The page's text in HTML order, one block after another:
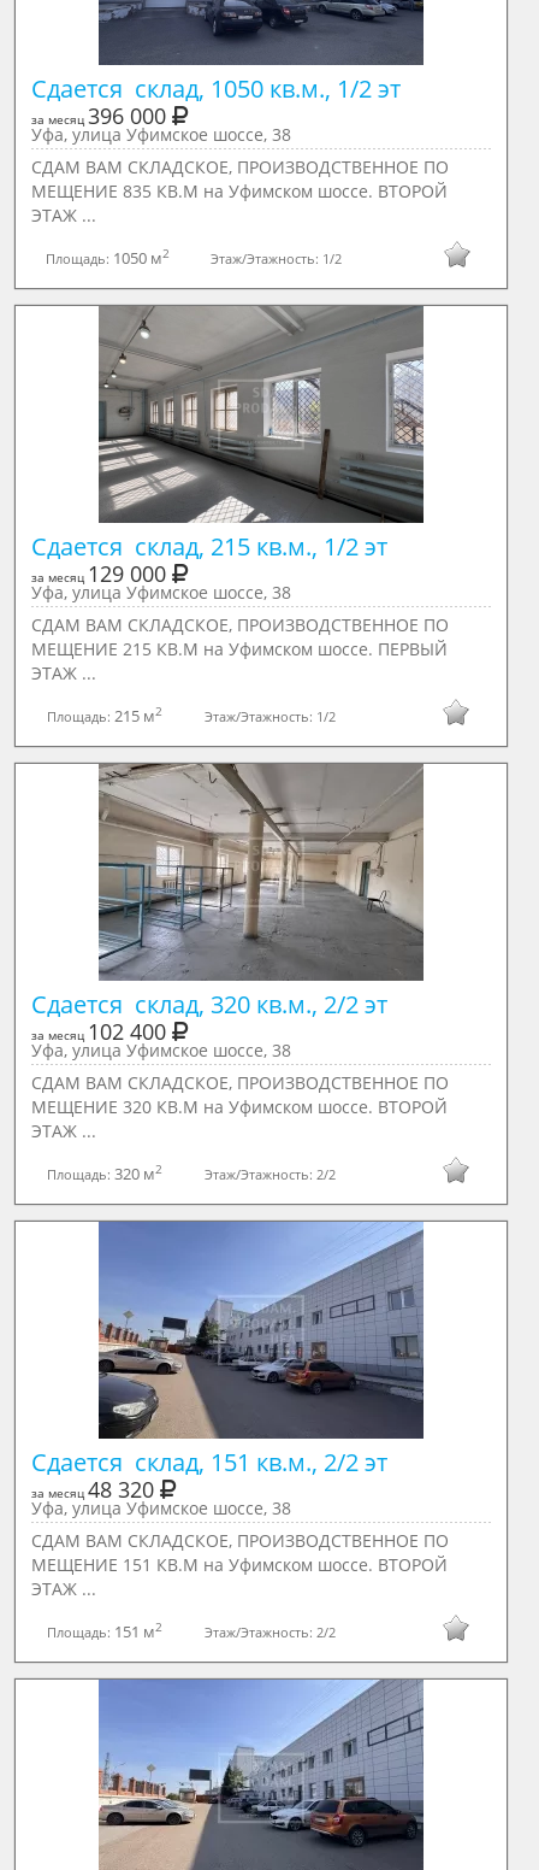
Сдается  склад, 1050 кв.м., 1/2 эт
за месяц 396 000
Уфа, улица Уфимское шоссе, 38
СДАМ ВАМ СКЛАДСКОЕ, ПРОИЗВОДСТВЕННОЕ ПО
МЕЩЕНИЕ 835 КВ.М на Уфимском шоссе. ВТОРОЙ
ЭТАЖ ...
Площадь: 1050 м2 Этаж/Этажность: 1/2
Сдается  склад, 215 кв.м., 1/2 эт
за месяц 129 000
Уфа, улица Уфимское шоссе, 38
СДАМ ВАМ СКЛАДСКОЕ, ПРОИЗВОДСТВЕННОЕ ПО
МЕЩЕНИЕ 215 КВ.М на Уфимском шоссе. ПЕРВЫЙ
ЭТАЖ ...
Площадь: 215 м2 Этаж/Этажность: 1/2
Сдается  склад, 320 кв.м., 2/2 эт
за месяц 102 400
Уфа, улица Уфимское шоссе, 38
СДАМ ВАМ СКЛАДСКОЕ, ПРОИЗВОДСТВЕННОЕ ПО
МЕЩЕНИЕ 320 КВ.М на Уфимском шоссе. ВТОРОЙ
ЭТАЖ ...
Площадь: 320 м2 Этаж/Этажность: 2/2
Сдается  склад, 151 кв.м., 2/2 эт
за месяц 48 320
Уфа, улица Уфимское шоссе, 38
СДАМ ВАМ СКЛАДСКОЕ, ПРОИЗВОДСТВЕННОЕ ПО
МЕЩЕНИЕ 151 КВ.М на Уфимском шоссе. ВТОРОЙ
ЭТАЖ ...
Площадь: 151 м2 Этаж/Этажность: 2/2